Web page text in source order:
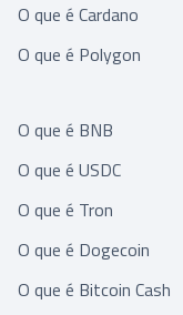
O que é Cardano
O que é Polygon
O que é BNB
O que é USDC
O que é Tron
O que é Dogecoin
O que é Bitcoin Cash